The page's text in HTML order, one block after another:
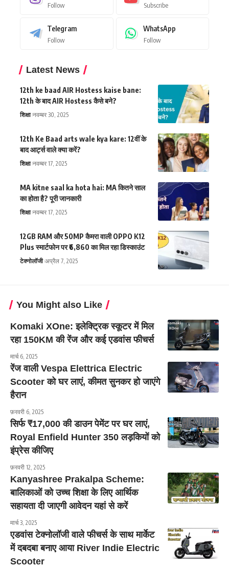
Follow Subscribe
Telegram
Follow
WhatsApp
Follow
Latest News
12th ke baad AIR Hostess kaise bane:
12th के बाद AIR Hostess कैसे बने?
शिक्षा नवम्बर 30, 2025
12th Ke Baad arts wale kya kare: 12वीं के
बाद आर्ट्स वाले क्या करें?
शिक्षा नवम्बर 17, 2025
MA kitne saal ka hota hai: MA कितने साल
का होता है? पूरी जानकारी
शिक्षा नवम्बर 17, 2025
12GB RAM और 50MP कैमरा वाली OPPO K12
Plus स्मार्टफोन पर ₹6,860 का मिल रहा डिस्काउंट
टेक्नोलॉजी अप्रैल 7, 2025
You Might also Like
Komaki XOne: इलेक्ट्रिक स्कूटर में मिल
रहा 150KM की रेंज और कई एडवांस फीचर्स
मार्च 6, 2025
रेंज वाली Vespa Elettrica Electric
Scooter को घर लाएं, कीमत सुनकर हो जाएंगे
हैरान
फ़रवरी 6, 2025
सिर्फ ₹17,000 की डाउन पेमेंट पर घर लाएं,
Royal Enfield Hunter 350 लड़कियों को
इंप्रेस कीजिए
फ़रवरी 12, 2025
Kanyashree Prakalpa Scheme:
बालिकाओं को उच्च शिक्षा के लिए आर्थिक
सहायता दी जाएगी आवेदन यहां से करें
मार्च 3, 2025
एडवांस टेक्नोलॉजी वाले फीचर्स के साथ मार्केट
में दबदबा बनाए आया River Indie Electric
Scooter